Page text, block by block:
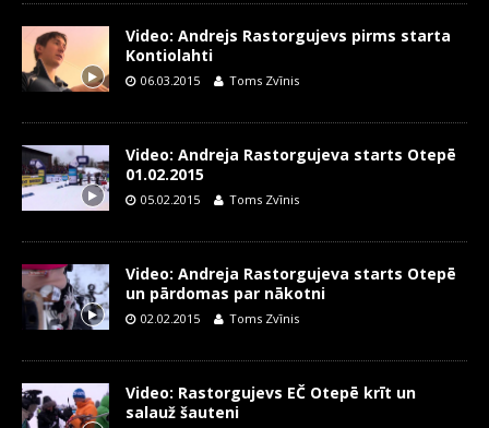
Video: Andrejs Rastorgujevs pirms starta
Kontiolahti
06.03.2015 Toms Zvīnis
Video: Andreja Rastorgujeva starts Otepē
01.02.2015
05.02.2015 Toms Zvīnis
Video: Andreja Rastorgujeva starts Otepē
un pārdomas par nākotni
02.02.2015 Toms Zvīnis
Video: Rastorgujevs EČ Otepē krīt un
salauž šauteni